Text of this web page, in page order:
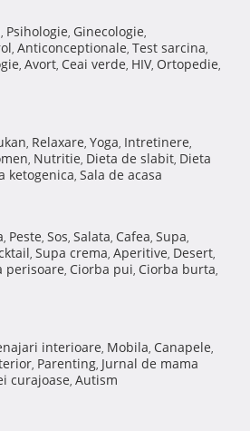
, Psihologie, Ginecologie,
, Anticonceptionale, Test sarcina,
, Avort, Ceai verde, HIV, Ortopedie,
, Relaxare, Yoga, Intretinere,
, Nutritie, Dieta de slabit, Dieta
ketogenica, Sala de acasa
, Peste, Sos, Salata, Cafea, Supa,
, Supa crema, Aperitive, Desert,
perisoare, Ciorba pui, Ciorba burta,
interioare, Mobila, Canapele,
, Parenting, Jurnal de mama
curajoase, Autism